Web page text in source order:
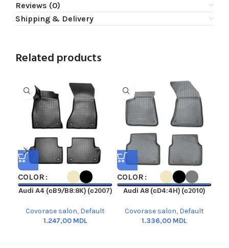
Reviews (0)
Shipping & Delivery
Related products
COLOR
Audi A4 (сB9/B8:8K) (с2007)
Covorase salon, Default
MDL
COLOR
Audi A8 (сD4:4H) (с2010)
Covorase salon, Default
MDL